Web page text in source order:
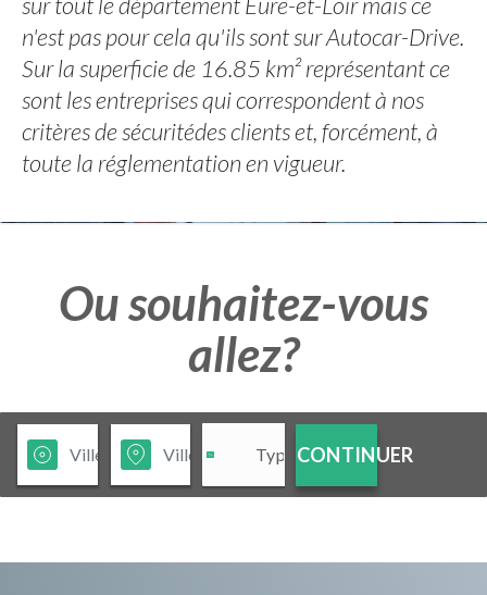
n'est pas pour cela qu'ils sont sur Autocar-Drive.
Sur la superficie de 16.85 km² représentant ce
sont les entreprises qui correspondent à nos
critères de sécuritédes clients et, forcément, à
toute la réglementation en vigueur.
Ou souhaitez-vous
allez?
CONTINUER